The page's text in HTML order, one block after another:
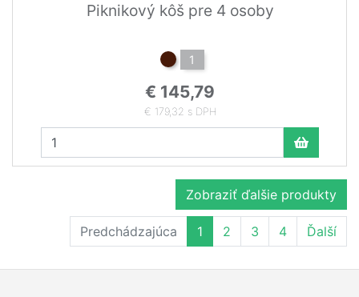
Piknikový kôš pre 4 osoby
1
€ 145,79
€ 179,32 s DPH
Zobraziť ďalšie produkty
Predchádzajúca 1 2 3 4 Ďalší